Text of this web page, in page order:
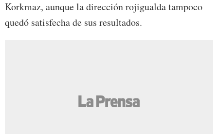
Korkmaz, aunque la dirección rojigualda tampoco
quedó satisfecha de sus resultados.